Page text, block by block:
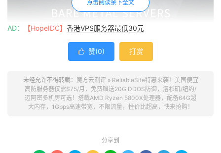
ReliableSite官网：https://www.reliablesite.net/
点击阅读余下全文
AD： 【HopeIDC】 香港VPS服务器最低30元
 赞(0) 打赏
未经允许不得转载： 魔方云测评» ReliableSite特惠来袭！美国便宜
高防服务器仅需$75/月，免费赠送20G DDOS防御，洛杉矶/纽约/
迈阿密多机房可选！搭载AMD Ryzen 5800X处理器，配备64G超
大内存，1Gbps高速带宽，不限流量，性价比超高，快来抢购！
分享到